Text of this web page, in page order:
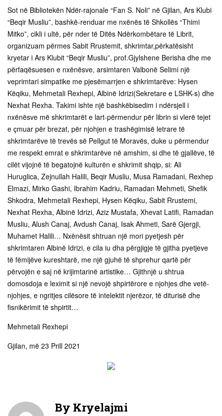
Sot në Bibliotekën Ndër-rajonale “Fan S. Noli” në Gjilan, Ars Klubi
“Beqir Musliu”, bashkë-renduar me nxënës të Shkollës “Thimi
Mitko”, cikli i ultë, për nder të Ditës Ndërkombëtare të Librit,
organizuam përmes Sabit Rrustemit, shkrimtar,përkatësisht
kryetar i Ars Klubit “Beqir Musliu”, prof.Gjylshene Berisha dhe me
përfaqësuesen e nxënësve, arsimtaren Valbonë Selimi një
veprimtari simpatike me pjesëmarrjen e shkrimtarëve: Hysen
Këqiku, Mehmetali Rexhepi, Albinë Idrizi(Sekretare e LSHK-s) dhe
Nexhat Rexha. Takimi ishte një bashkëbisedim i ndërsjell i
nxënësve më shkrimtarët e lart-përmendur për librin si vlerë tejet
e çmuar për brezat, për njohjen e trashëgimisë letrare të
shkrimtarëve të trevës së Pellgut të Moravës, duke u përmendur
me respekt emrat e shkrimtarëve në amshim, si dhe të gjallëve, të
cilët vijojnë të begatojnë kulturën e shkrimit shqip, si: Ali
Huruglica, Zejnullah Halili, Beqir Musliu, Musa Ramadani, Rexhep
Elmazi, Mirko Gashi, Ibrahim Kadriu, Ramadan Mehmeti, Shefik
Shkodra, Mehmetali Rexhepi, Hysen Këqiku, Sabit Rrustemi,
Nexhat Rexha, Albinë Idrizi, Aziz Mustafa, Xhevat Latifi, Ramadan
Musliu, Alush Canaj, Avdush Canaj, Isak Ahmeti, Sarë Gjergji,
Muhamet Halili… Nxënësit shtruan një mori pyetjesh për
shkrimtaren Albinë Idrizi, e cila iu dha përgjigje të gjitha pyetjeve
të fëmijëve kureshtarë, me një gjuhë të shprehur qartë për
përvojën e saj në krijimtarinë artistike… Gjithnjë u shtrua
domosdoja e leximit si një nevojë shpirtërore e njohjes dhe vetë-
njohjes, e ngritjes cilësore të intelektit njerëzor, të diturisë dhe
fisnikërimit të shpirtit…
Mehmetali Rexhepi
Gjilan, më 23 Prill 2021
By Kryelajmi